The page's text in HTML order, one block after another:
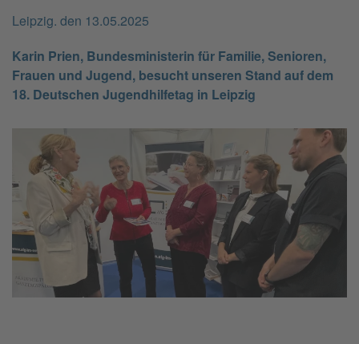
Leipzig. den 13.05.2025
Karin Prien, Bundesministerin für Familie, Senioren,
Frauen und Jugend, besucht unseren Stand auf dem
18. Deutschen Jugendhilfetag in Leipzig